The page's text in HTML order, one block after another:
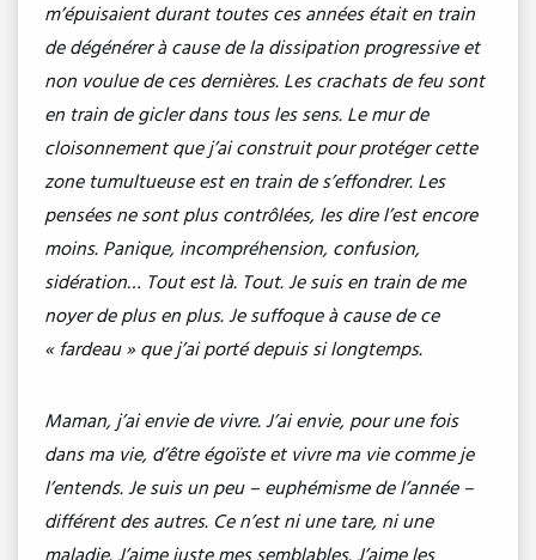
m’épuisaient durant toutes ces années était en train
de dégénérer à cause de la dissipation progressive et
non voulue de ces dernières. Les crachats de feu sont
en train de gicler dans tous les sens. Le mur de
cloisonnement que j’ai construit pour protéger cette
zone tumultueuse est en train de s’effondrer. Les
pensées ne sont plus contrôlées, les dire l’est encore
moins. Panique, incompréhension, confusion,
sidération… Tout est là. Tout. Je suis en train de me
noyer de plus en plus. Je suffoque à cause de ce
« fardeau » que j’ai porté depuis si longtemps.
Maman, j’ai envie de vivre. J’ai envie, pour une fois
dans ma vie, d’être égoïste et vivre ma vie comme je
l’entends. Je suis un peu – euphémisme de l’année –
différent des autres. Ce n’est ni une tare, ni une